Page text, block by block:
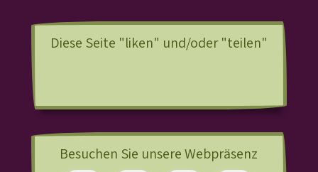
Diese Seite "liken" und/oder "teilen"
Besuchen Sie unsere Webpräsenz